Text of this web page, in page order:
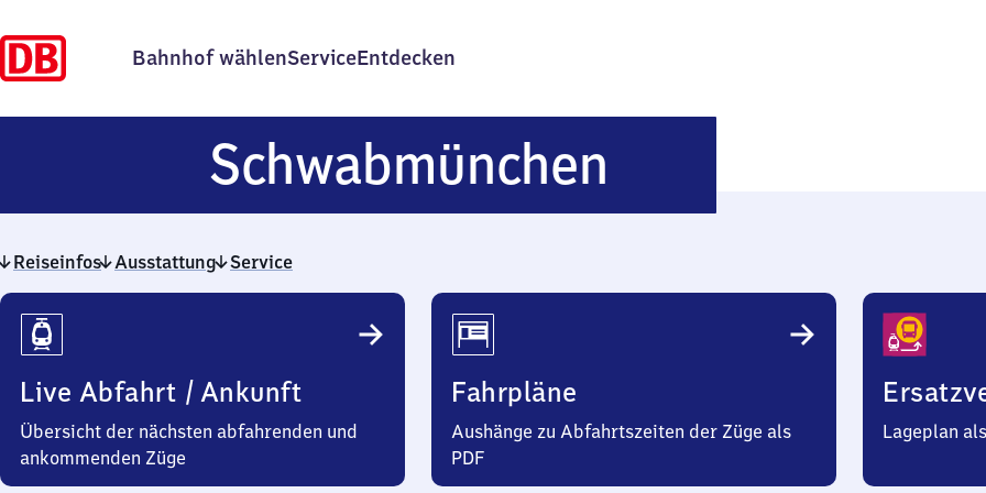
Bahnhof wählenServiceEntdecken
Schwabmünchen
Reiseinfos Ausstattung Service
Reiseinfos
Live Abfahrt / Ankunft
Übersicht der nächsten abfahrenden und
ankommenden Züge
Fahrpläne
Aushänge zu Abfahrtszeiten der Züge als
PDF
Lageplan